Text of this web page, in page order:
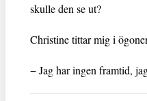
skulle den se ut?
Christine tittar mig i
− Jag har ingen framtid,